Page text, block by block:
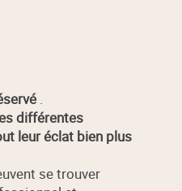
.
différentes
leur éclat bien plus
se trouver